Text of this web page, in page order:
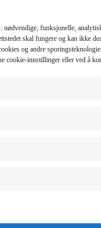
funksjonelle,
skal fungere og kan ikke
og andre
cookie-innstillinger eller ved å